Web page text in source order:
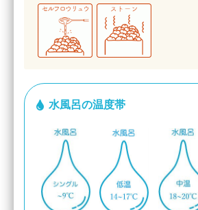
水風呂の温度帯